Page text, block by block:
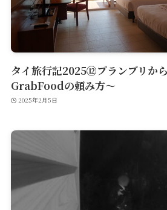
タイ旅行記2025⑫プランブリか
GrabFoodの頼み方〜
2025年2月5日